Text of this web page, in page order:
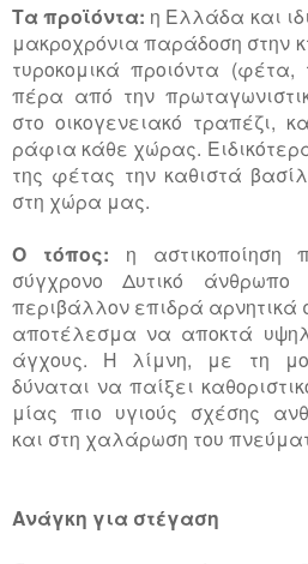
Τα προϊόντα: η Ελλάδα και
μακροχρόνια παράδοση στην
τυροκομικά προιόντα (φέτα,
πέρα από την
στο οικογενειακό τραπέζι,
ράφια κάθε χώρας.
της φέτας την καθιστά
στη χώρα μας.
Ο τόπος: η αστικοποίηση
σύγχρονο Δυτικό
περιβάλλον επιδρά αρνητικά
αποτέλεσμα να αποκτά
άγχους. Η λίμνη, με τη
δύναται να παίξει
μίας πιο υγιούς σχέσης
και στη χαλάρωση του
Ανάγκη για στέγαση